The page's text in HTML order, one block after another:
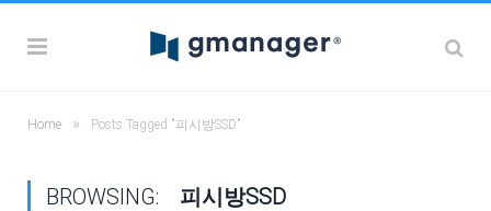
Home » Posts Tagged "피시방SSD"
BROWSING: 피시방SSD